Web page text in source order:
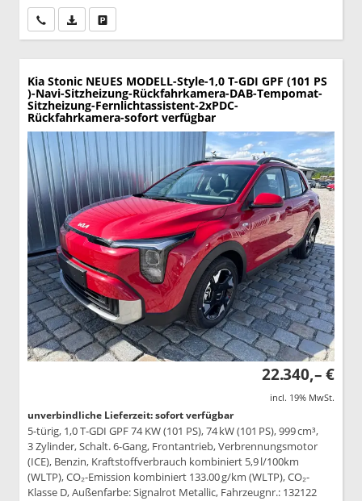
Wir rufen Sie anPDF-Datei, Fahrzeugexposé drucken
Kia Stonic NEUES MODELL-Style-1,0 T-GDI GPF (101 PS
)-Navi-Sitzheizung-Rückfahrkamera-DAB-Tempomat-
Sitzheizung-Fernlichtassistent-2xPDC-
Rückfahrkamera-sofort verfügbar
22.340,– €
incl. 19% MwSt.
unverbindliche Lieferzeit: sofort verfügbar
5-türig, 1,0 T-GDI GPF 74 KW (101 PS), 74 kW (101 PS), 999 cm³,
3 Zylinder, Schalt. 6-Gang, Frontantrieb, Verbrennungsmotor
(ICE), Benzin, Kraftstoffverbrauch kombiniert 5,9 l/100km
(WLTP), CO₂-Emission kombiniert 133.00 g/km (WLTP), CO₂-
Klasse D, Außenfarbe: Signalrot Metallic, Fahrzeugnr.: 132122